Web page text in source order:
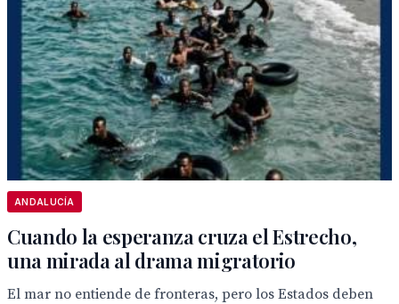
ANDALUCÍA
Cuando la esperanza cruza el Estrecho,
una mirada al drama migratorio
El mar no entiende de fronteras, pero los Estados deben